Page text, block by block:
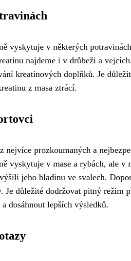
vyskytuje v některých
najdeme i v drůbeži a
kreatinových doplňků. Je
z masa ztrácí.
nejvíce prozkoumaných a
vyskytuje v mase a rybách, ale
jeho hladinu ve svalech.
Je důležité dodržovat pitný
dosáhnout lepších výsledků.